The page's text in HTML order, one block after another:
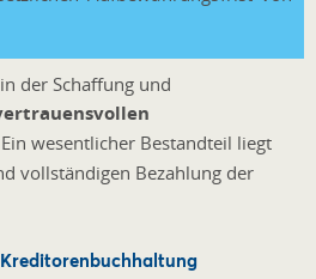
der Schaffung und
wesentlicher Bestandteil liegt
vollständigen Bezahlung der